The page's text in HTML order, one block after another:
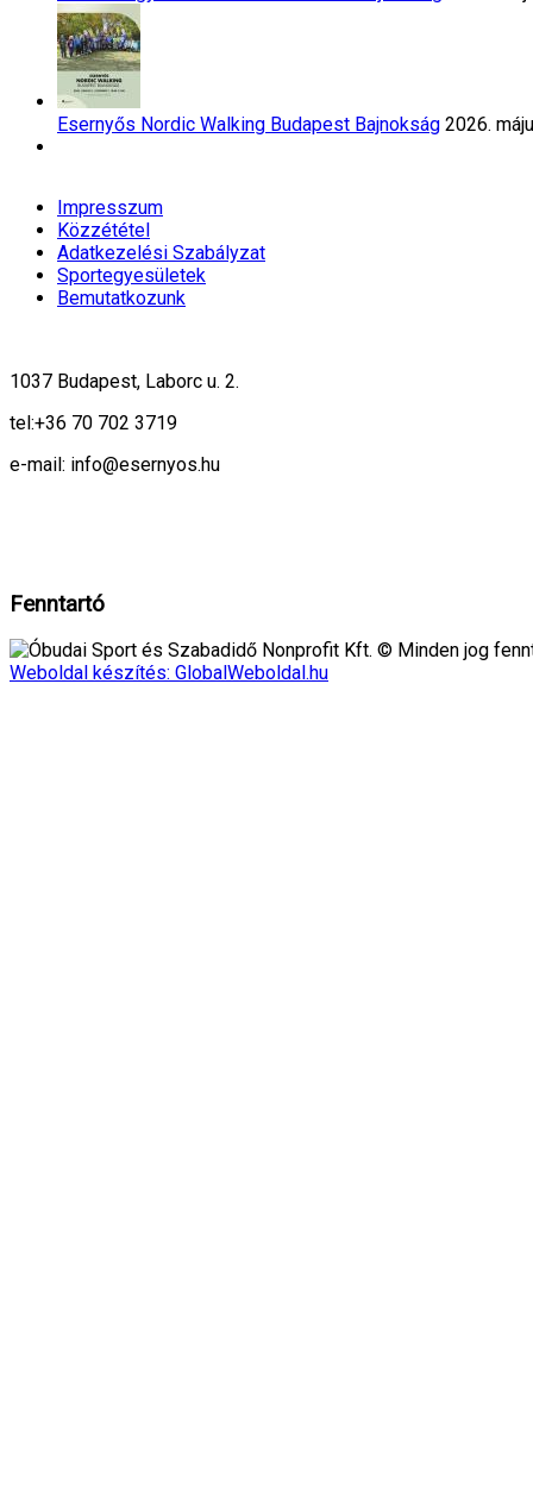
Esernyős Nordic Walking Budapest Bajnokság 2026.
Impresszum
Közzététel
Adatkezelési Szabályzat
Sportegyesületek
Bemutatkozunk
1037 Budapest, Laborc u. 2.
tel:+36 70 702 3719
e-mail: info@esernyos.hu
Fenntartó
Óbudai Sport és Szabadidő Nonprofit Kft. © Minden jog
Weboldal készítés: GlobalWeboldal.hu